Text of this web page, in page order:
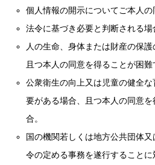
個人情報の開示についてご本人の
法令に基づき必要と判断される場
人の生命、身体または財産の保護
且つ本人の同意を得ることが困難
公衆衛生の向上又は児童の健全
要がある場合、且つ本人の同意
合。
国の機関若しくは地方公共団体
令の定める事務を遂行すること